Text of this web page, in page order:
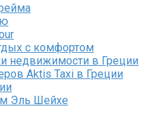
с комфортом
недвижимости в Греции
Aktis Taxi в Греции
Эль Шейхе